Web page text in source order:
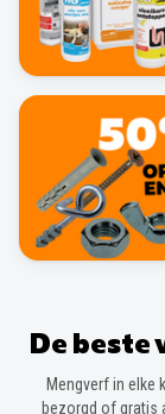
De beste
Mengverf in elke
bezorgd of gratis